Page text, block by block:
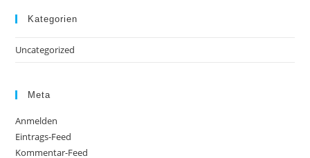
Kategorien
Uncategorized
Meta
Anmelden
Eintrags-Feed
Kommentar-Feed